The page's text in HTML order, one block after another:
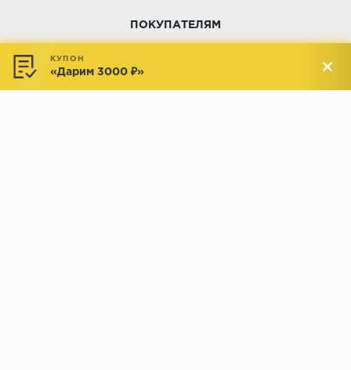
ПОКУПАТЕЛЯМ
Доставка и оплата
Обмен и возврат
КУПОН
«Дарим 3000 ₽»